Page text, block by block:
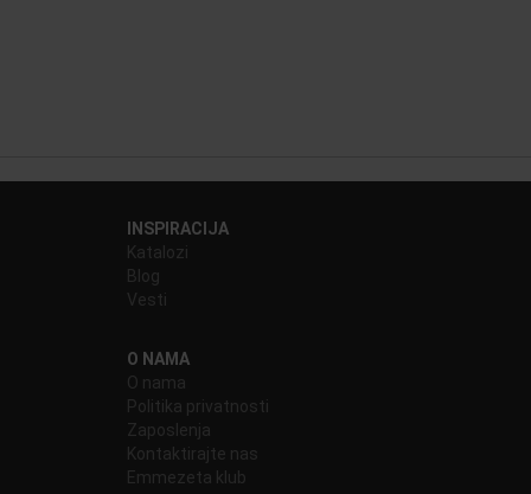
INSPIRACIJA
Katalozi
Blog
Vesti
O NAMA
O nama
Politika privatnosti
Zaposlenja
Kontaktirajte nas
Emmezeta klub